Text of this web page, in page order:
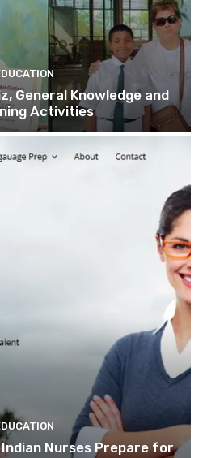
General Knowledge and
Activities
Indian Nurses Prepare for